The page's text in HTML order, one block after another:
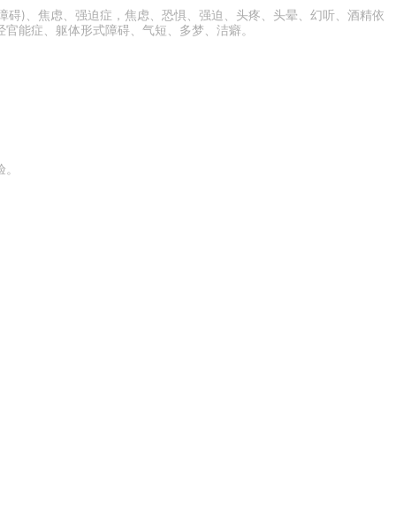
)、焦虑、强迫症，焦虑、恐惧、强迫、头疼、头晕、幻听、酒精依
能症、躯体形式障碍、气短、多梦、洁癖。